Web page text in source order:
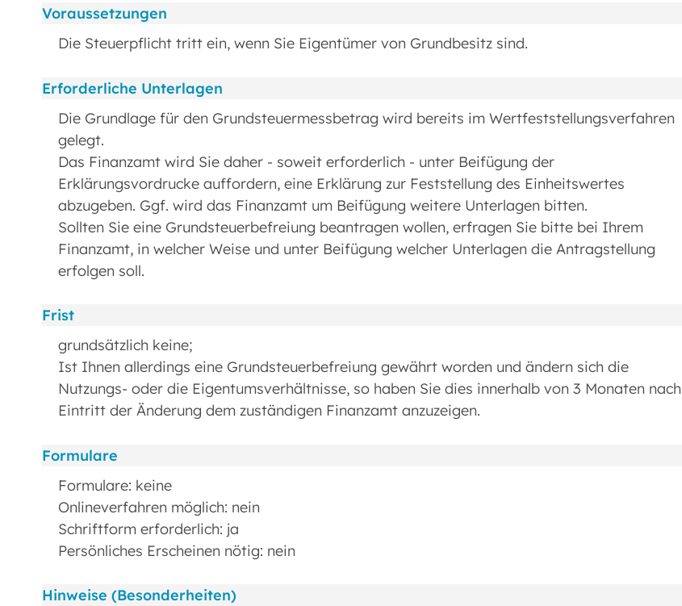
Voraussetzungen
Die Steuerpflicht tritt ein, wenn Sie Eigentümer von Grundbesitz sind.
Erforderliche Unterlagen
Die Grundlage für den Grundsteuermessbetrag wird bereits im Wertfeststellungsverfahren
gelegt.
Das Finanzamt wird Sie daher - soweit erforderlich - unter Beifügung der
Erklärungsvordrucke auffordern, eine Erklärung zur Feststellung des Einheitswertes
abzugeben. Ggf. wird das Finanzamt um Beifügung weitere Unterlagen bitten.
Sollten Sie eine Grundsteuerbefreiung beantragen wollen, erfragen Sie bitte bei Ihrem
Finanzamt, in welcher Weise und unter Beifügung welcher Unterlagen die Antragstellung
erfolgen soll.
Frist
grundsätzlich keine;
Ist Ihnen allerdings eine Grundsteuerbefreiung gewährt worden und ändern sich die
Nutzungs- oder die Eigentumsverhältnisse, so haben Sie dies innerhalb von 3 Monaten nach
Eintritt der Änderung dem zuständigen Finanzamt anzuzeigen.
Formulare
Formulare: keine
Onlineverfahren möglich: nein
Schriftform erforderlich: ja
Persönliches Erscheinen nötig: nein
Hinweise (Besonderheiten)